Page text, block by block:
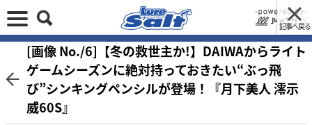
記事へ戻る
[画像 No./6]【冬の救世主か!】DAIWAからライト
ゲームシーズンに絶対持っておきたい“ぶっ飛
び”シンキングペンシルが登場！『月下美人 澪示
威60S』